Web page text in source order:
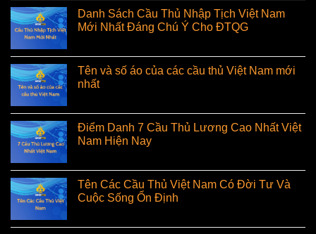
Danh Sách Cầu Thủ Nhập Tịch Việt Nam
Mới Nhất Đáng Chú Ý Cho ĐTQG
Tên và số áo của các cầu thủ Việt Nam mới
nhất
Điểm Danh 7 Cầu Thủ Lương Cao Nhất Việt
Nam Hiện Nay
Tên Các Cầu Thủ Việt Nam Có Đời Tư Và
Cuộc Sống Ổn Định